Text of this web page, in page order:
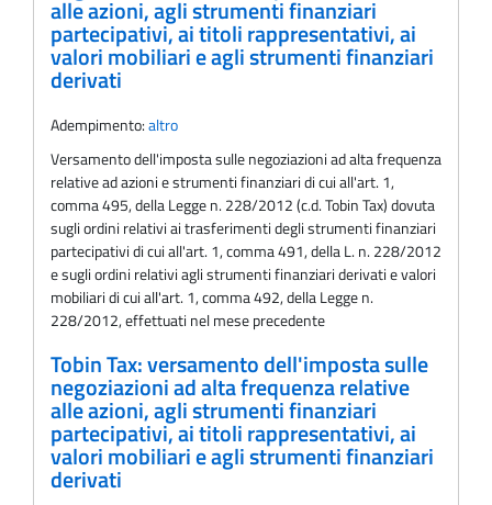
alle azioni, agli strumenti finanziari
partecipativi, ai titoli rappresentativi, ai
valori mobiliari e agli strumenti finanziari
derivati
Adempimento:altro
Versamento dell'imposta sulle negoziazioni ad alta frequenza
relative ad azioni e strumenti finanziari di cui all'art. 1,
comma 495, della Legge n. 228/2012 (c.d. Tobin Tax) dovuta
sugli ordini relativi ai trasferimenti degli strumenti finanziari
partecipativi di cui all'art. 1, comma 491, della L. n. 228/2012
e sugli ordini relativi agli strumenti finanziari derivati e valori
mobiliari di cui all'art. 1, comma 492, della Legge n.
228/2012, effettuati nel mese precedente
Tobin Tax: versamento dell'imposta sulle
negoziazioni ad alta frequenza relative
alle azioni, agli strumenti finanziari
partecipativi, ai titoli rappresentativi, ai
valori mobiliari e agli strumenti finanziari
derivati